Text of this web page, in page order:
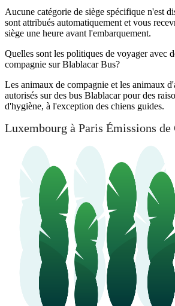
Aucune catégorie de siège spécifique n'est
sont attribués automatiquement et vous
siège une heure avant l'embarquement.
Quelles sont les politiques de voyager avec
compagnie sur Blablacar Bus?
Les animaux de compagnie et les animaux
autorisés sur des bus Blablacar pour des
d'hygiène, à l'exception des chiens guides.
Luxembourg à Paris Émissions de